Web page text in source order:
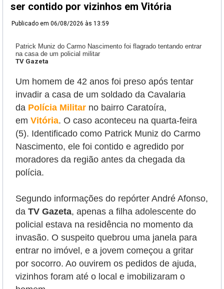
ser contido por vizinhos em Vitória
Publicado em 06/08/2026 às 13:59
Patrick Muniz do Carmo Nascimento foi flagrado tentando entrar
na casa de um policial militar
TV Gazeta
Um homem de 42 anos foi preso após tentar
invadir a casa de um soldado da Cavalaria
da Polícia Militar no bairro Caratoíra,
em Vitória. O caso aconteceu na quarta-feira
(5). Identificado como Patrick Muniz do Carmo
Nascimento, ele foi contido e agredido por
moradores da região antes da chegada da
polícia.
Segundo informações do repórter André Afonso,
da TV Gazeta, apenas a filha adolescente do
policial estava na residência no momento da
invasão. O suspeito quebrou uma janela para
entrar no imóvel, e a jovem começou a gritar
por socorro. Ao ouvirem os pedidos de ajuda,
vizinhos foram até o local e imobilizaram o